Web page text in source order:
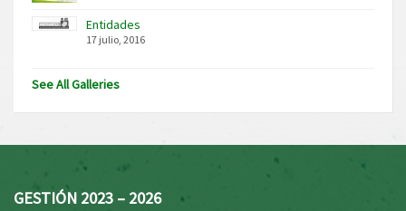
Entidades
17 julio, 2016
See All Galleries
GESTIÓN 2023 – 2026